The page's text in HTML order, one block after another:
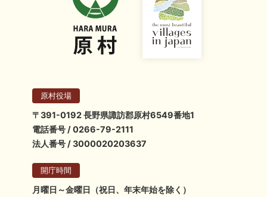
原村役場
〒391-0192 長野県諏訪郡原村6549番地1
電話番号 / 0266-79-2111
法人番号 / 3000020203637
開庁時間
月曜日～金曜日（祝日、年末年始を除く）